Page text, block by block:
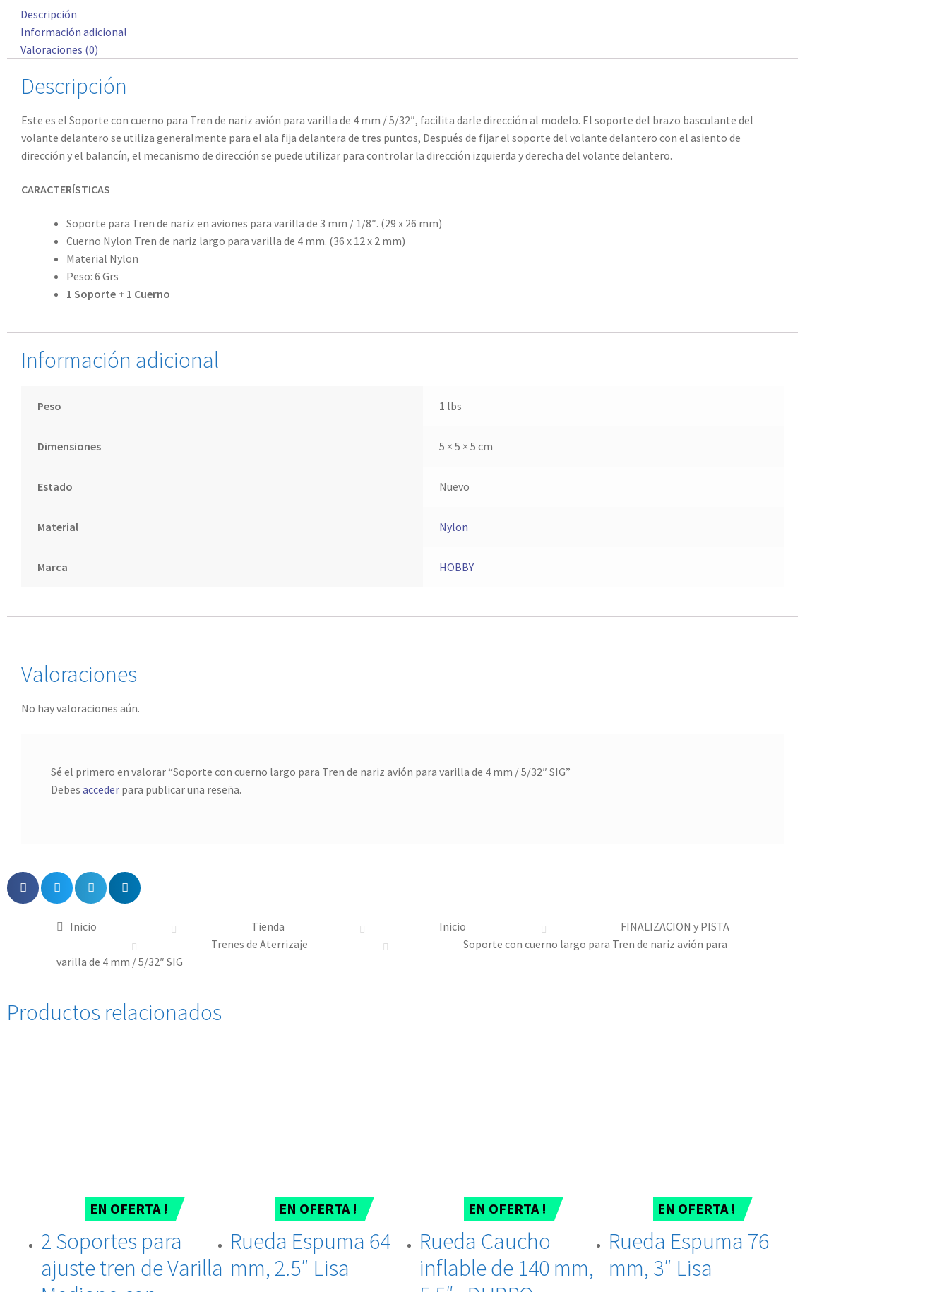
Descripción
Información adicional
Valoraciones (0)
Descripción
Este es el Soporte con cuerno para Tren de nariz avión para varilla de 4 mm / 5/32″, facilita darle dirección al modelo. El soporte del brazo basculante del
volante delantero se utiliza generalmente para el ala fija delantera de tres puntos, Después de fijar el soporte del volante delantero con el asiento de
dirección y el balancín, el mecanismo de dirección se puede utilizar para controlar la dirección izquierda y derecha del volante delantero.
CARACTERÍSTICAS
Soporte para Tren de nariz en aviones para varilla de 3 mm / 1/8″. (29 x 26 mm)
Cuerno Nylon Tren de nariz largo para varilla de 4 mm. (36 x 12 x 2 mm)
Material Nylon
Peso: 6 Grs
1 Soporte + 1 Cuerno
Información adicional
Peso 1 lbs
Dimensiones 5 × 5 × 5 cm
Estado Nuevo
Material Nylon
Marca HOBBY
Valoraciones
No hay valoraciones aún.
Sé el primero en valorar “Soporte con cuerno largo para Tren de nariz avión para varilla de 4 mm / 5/32″ SIG”
Debes accederpara publicar una reseña.
Inicio Tienda Inicio
FINALIZACION y PISTA
Trenes de Aterrizaje
Soporte con cuerno largo para Tren de nariz avión para
varilla de 4 mm / 5/32″ SIG
Productos relacionados
EN OFERTA !
2 Soportes para
ajuste tren de Varilla
EN OFERTA !
Rueda Espuma 64
mm, 2.5″ Lisa
EN OFERTA !
Rueda Caucho
inflable de 140 mm,
EN OFERTA !
Rueda Espuma 76
mm, 3″ Lisa